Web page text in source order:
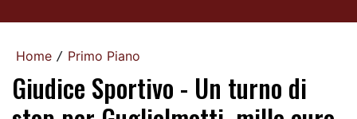
Home / Primo Piano
Giudice Sportivo - Un turno di